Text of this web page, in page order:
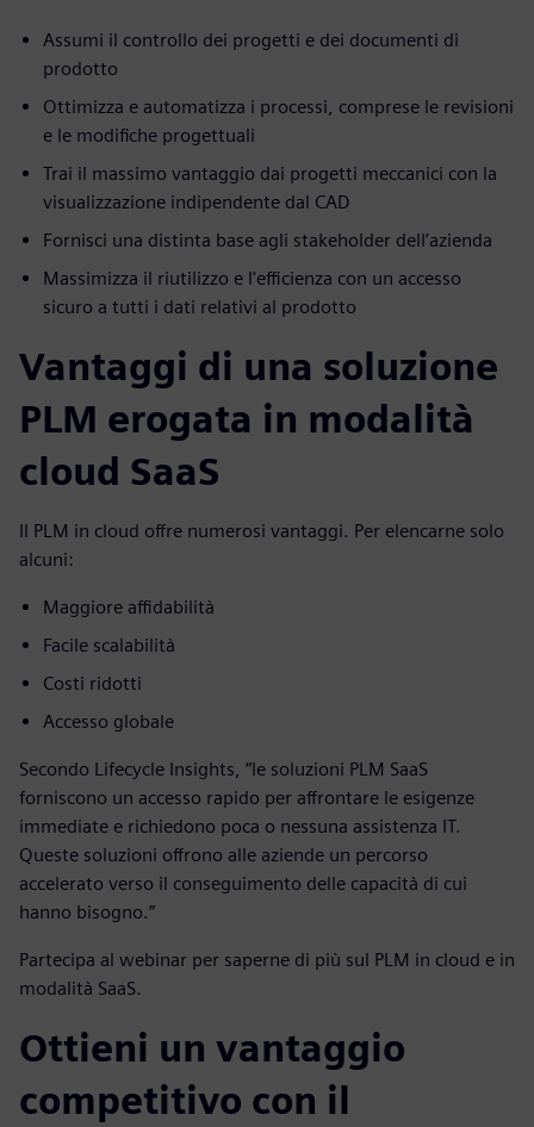
Assumi il controllo dei progetti e dei documenti di
prodotto
Ottimizza e automatizza i processi, comprese le revisioni
e le modifiche progettuali
Trai il massimo vantaggio dai progetti meccanici con la
visualizzazione indipendente dal CAD
Fornisci una distinta base agli stakeholder dell’azienda
Massimizza il riutilizzo e l'efficienza con un accesso
sicuro a tutti i dati relativi al prodotto
Vantaggi di una soluzione
PLM erogata in modalità
cloud SaaS
Il PLM in cloud offre numerosi vantaggi. Per elencarne solo
alcuni:
Maggiore affidabilità
Facile scalabilità
Costi ridotti
Accesso globale
Secondo Lifecycle Insights, “le soluzioni PLM SaaS
forniscono un accesso rapido per affrontare le esigenze
immediate e richiedono poca o nessuna assistenza IT.
Queste soluzioni offrono alle aziende un percorso
accelerato verso il conseguimento delle capacità di cui
hanno bisogno.”
Partecipa al webinar per saperne di più sul PLM in cloud e in
modalità SaaS.
Ottieni un vantaggio
competitivo con il